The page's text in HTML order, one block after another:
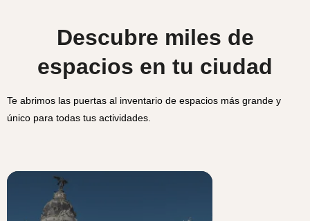
Descubre miles de
espacios en tu ciudad
Te abrimos las puertas al inventario de espacios más grande y
único para todas tus actividades.